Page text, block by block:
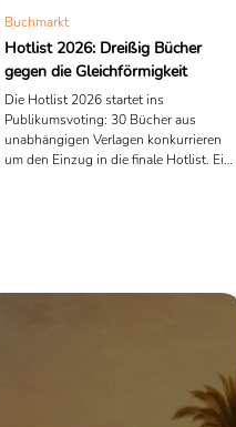
Buchmarkt
Hotlist 2026: Dreißig Bücher
gegen die Gleichförmigkeit
Die Hotlist 2026 startet ins
Publikumsvoting: 30 Bücher aus
unabhängigen Verlagen konkurrieren
um den Einzug in die finale Hotlist. Ein